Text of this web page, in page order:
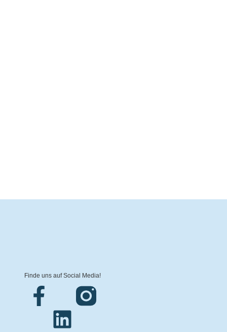
Finde uns auf Social Media!